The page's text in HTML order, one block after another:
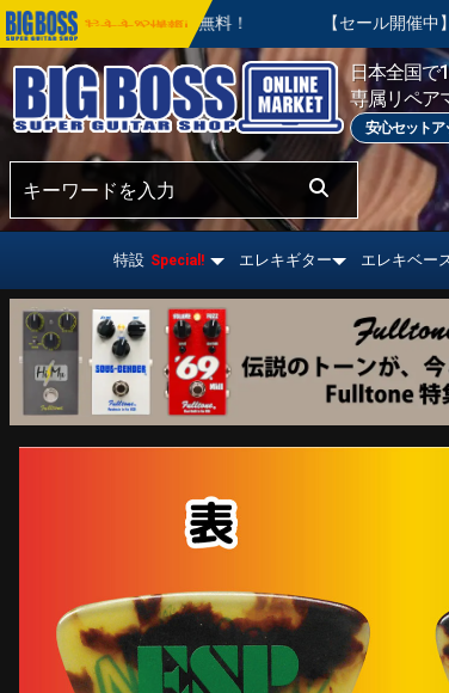
！ 【セール開催中】BIG SUMMER SALE | 対
おすすめ情報!
日本全国で
専属リペア
安心セット
特設 Special! エレキギター エレキベー